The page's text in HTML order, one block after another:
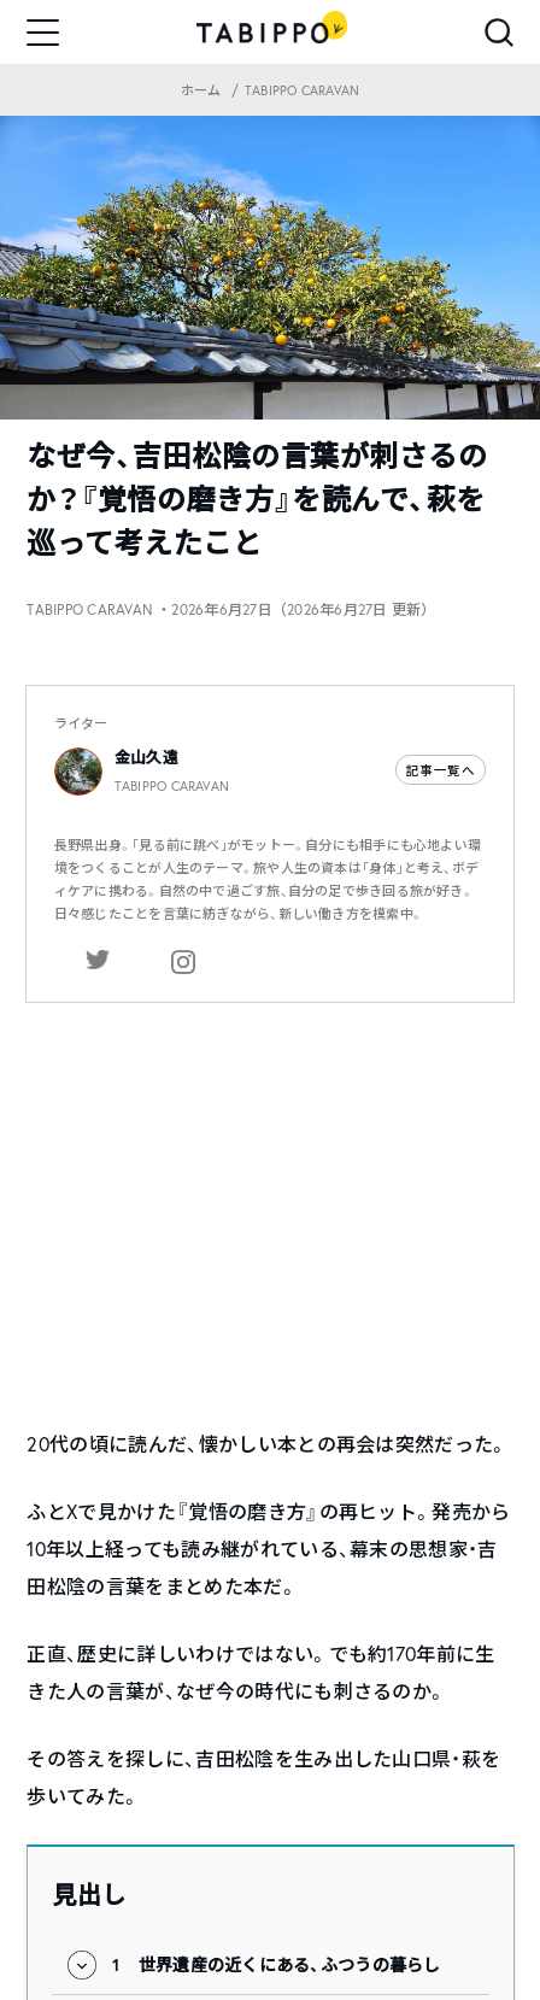
ホーム TABIPPO CARAVAN
なぜ今、吉田松陰の言葉が刺さるの
か？『覚悟の磨き方』を読んで、萩を
巡って考えたこと
TABIPPO CARAVAN ・2026年6月27日（2026年6月27日 更新）
ライター
金山久遠
TABIPPO CARAVAN
記事一覧へ
長野県出身。「見る前に跳べ」がモットー。自分にも相手にも心地よい環
境をつくることが人生のテーマ。旅や人生の資本は「身体」と考え、ボデ
ィケアに携わる。自然の中で過ごす旅、自分の足で歩き回る旅が好き。
日々感じたことを言葉に紡ぎながら、新しい働き方を模索中。
20代の頃に読んだ、懐かしい本との再会は突然だった。
ふとXで見かけた『覚悟の磨き方』の再ヒット。発売から
10年以上経っても読み継がれている、幕末の思想家・吉
田松陰の言葉をまとめた本だ。
正直、歴史に詳しいわけではない。でも約170年前に生
きた人の言葉が、なぜ今の時代にも刺さるのか。
その答えを探しに、吉田松陰を生み出した山口県・萩を
歩いてみた。
見出し
1 世界遺産の近くにある、ふつうの暮らし